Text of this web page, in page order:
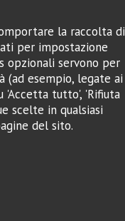
la raccolta di
per impostazione
opzionali servono per
(ad esempio, legate ai
'Accetta tutto', 'Rifiuta
scelte in qualsiasi
del sito.
: 5/5